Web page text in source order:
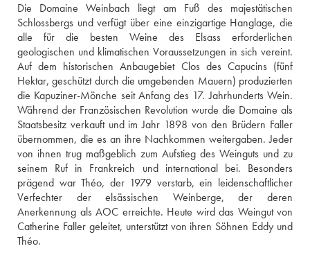
Die Domaine Weinbach liegt am Fuß des majestätischen
Schlossbergs und verfügt über eine einzigartige Hanglage, die
alle für die besten Weine des Elsass erforderlichen
geologischen und klimatischen Voraussetzungen in sich vereint.
Auf dem historischen Anbaugebiet Clos des Capucins (fünf
Hektar, geschützt durch die umgebenden Mauern) produzierten
die Kapuziner-Mönche seit Anfang des 17. Jahrhunderts Wein.
Während der Französischen Revolution wurde die Domaine als
Staatsbesitz verkauft und im Jahr 1898 von den Brüdern Faller
übernommen, die es an ihre Nachkommen weitergaben. Jeder
von ihnen trug maßgeblich zum Aufstieg des Weinguts und zu
seinem Ruf in Frankreich und international bei. Besonders
prägend war Théo, der 1979 verstarb, ein leidenschaftlicher
Verfechter der elsässischen Weinberge, der deren
Anerkennung als AOC erreichte. Heute wird das Weingut von
Catherine Faller geleitet, unterstützt von ihren Söhnen Eddy und
Théo.